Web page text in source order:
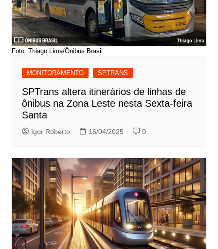
Foto: Thiago Lima/Ônibus Brasil
MONITORAMENTO SPTRANS
SPTrans altera itinerários de linhas de
ônibus na Zona Leste nesta Sexta-feira
Santa
Igor Roberto 16/04/2025 0